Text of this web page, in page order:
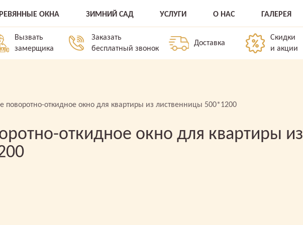
ОКНА ЗИМНИЙ САД УСЛУГИ О НАС ГАЛЕРЕЯ
Вызвать
замерщика
Заказать
бесплатный звонок
Доставка
Скидки
и акции
поворотно-откидное окно для квартиры из лиственницы 500*1200
откидное окно для квартиры из